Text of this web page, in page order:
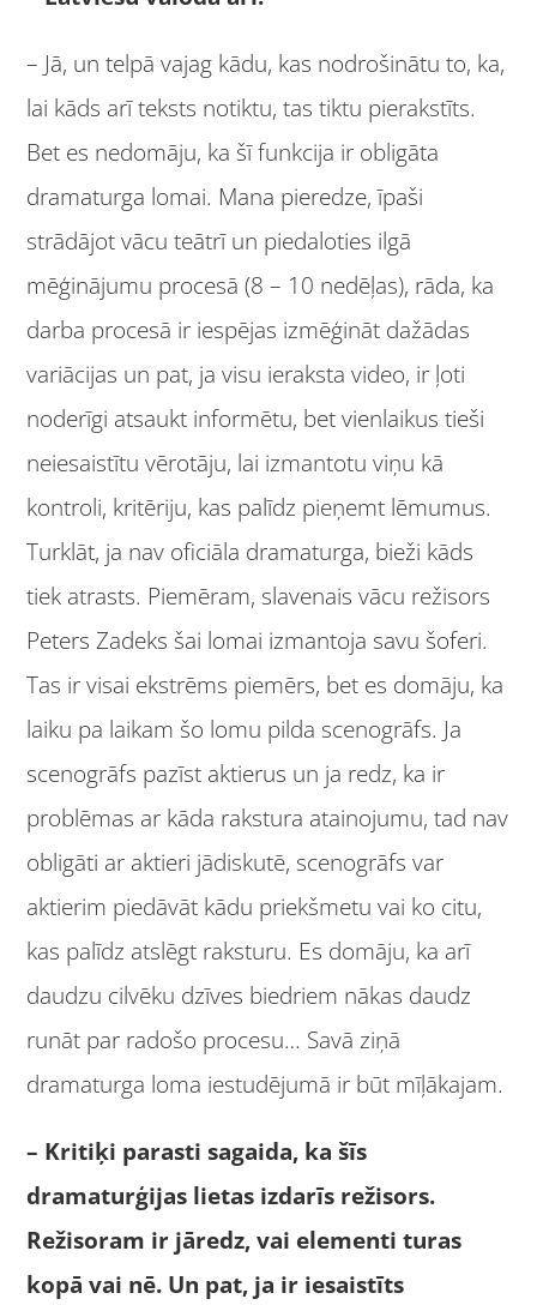
– Jā, un telpā vajag kādu, kas nodrošinātu to, ka,
lai kāds arī teksts notiktu, tas tiktu pierakstīts.
Bet es nedomāju, ka šī funkcija ir obligāta
dramaturga lomai. Mana pieredze, īpaši
strādājot vācu teātrī un piedaloties ilgā
mēģinājumu procesā (8 – 10 nedēļas), rāda, ka
darba procesā ir iespējas izmēģināt dažādas
variācijas un pat, ja visu ieraksta video, ir ļoti
noderīgi atsaukt informētu, bet vienlaikus tieši
neiesaistītu vērotāju, lai izmantotu viņu kā
kontroli, kritēriju, kas palīdz pieņemt lēmumus.
Turklāt, ja nav oficiāla dramaturga, bieži kāds
tiek atrasts. Piemēram, slavenais vācu režisors
Peters Zadeks šai lomai izmantoja savu šoferi.
Tas ir visai ekstrēms piemērs, bet es domāju, ka
laiku pa laikam šo lomu pilda scenogrāfs. Ja
scenogrāfs pazīst aktierus un ja redz, ka ir
problēmas ar kāda rakstura atainojumu, tad nav
obligāti ar aktieri jādiskutē, scenogrāfs var
aktierim piedāvāt kādu priekšmetu vai ko citu,
kas palīdz atslēgt raksturu. Es domāju, ka arī
daudzu cilvēku dzīves biedriem nākas daudz
runāt par radošo procesu… Savā ziņā
dramaturga loma iestudējumā ir būt mīļākajam.
– Kritiķi parasti sagaida, ka šīs
dramaturģijas lietas izdarīs režisors.
Režisoram ir jāredz, vai elementi turas
kopā vai nē. Un pat, ja ir iesaistīts